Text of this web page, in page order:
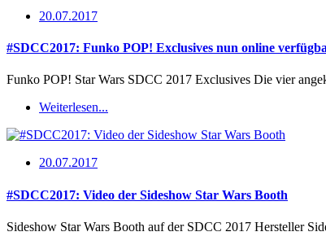
20.07.2017
#SDCC2017: Funko POP! Exclusives nun online
Funko POP! Star Wars SDCC 2017 Exclusives Die vier
Weiterlesen...
20.07.2017
#SDCC2017: Video der Sideshow Star Wars Booth
Sideshow Star Wars Booth auf der SDCC 2017 Hersteller